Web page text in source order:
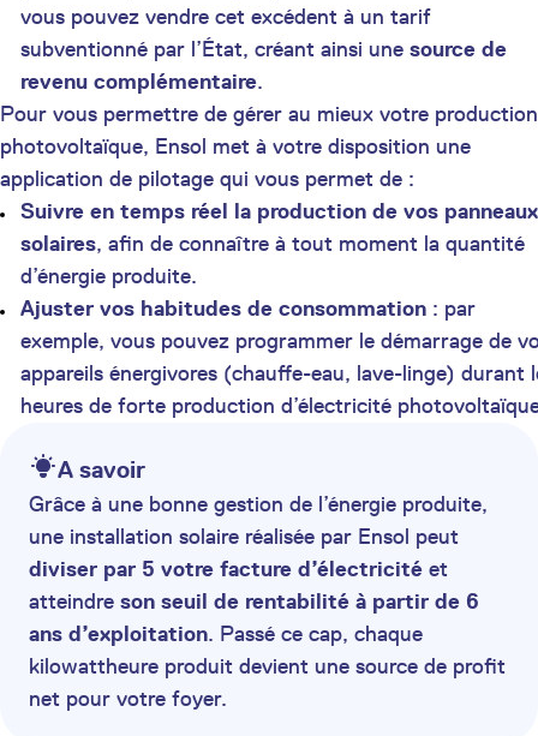
vous pouvez vendre cet excédent à un tarif
subventionné par l’État, créant ainsi une source de
revenu complémentaire.
Pour vous permettre de gérer au mieux votre production
photovoltaïque, Ensol met à votre disposition une
application de pilotage qui vous permet de :
Suivre en temps réel la production de vos panneaux
solaires, afin de connaître à tout moment la quantité
d’énergie produite.
Ajuster vos habitudes de consommation : par
exemple, vous pouvez programmer le démarrage de
appareils énergivores (chauffe-eau, lave-linge) durant
heures de forte production d’électricité
A savoir
Grâce à une bonne gestion de l’énergie produite,
une installation solaire réalisée par Ensol peut
diviser par 5 votre facture d’électricité et
atteindre son seuil de rentabilité à partir de 6
ans d’exploitation. Passé ce cap, chaque
kilowattheure produit devient une source de profit
net pour votre foyer.